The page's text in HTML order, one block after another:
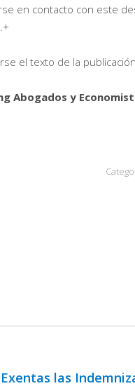
en contacto con este
el texto de la
Abogados y
las